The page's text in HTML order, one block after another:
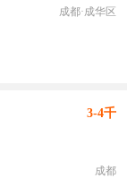
成都·成华区
3-4千
成都